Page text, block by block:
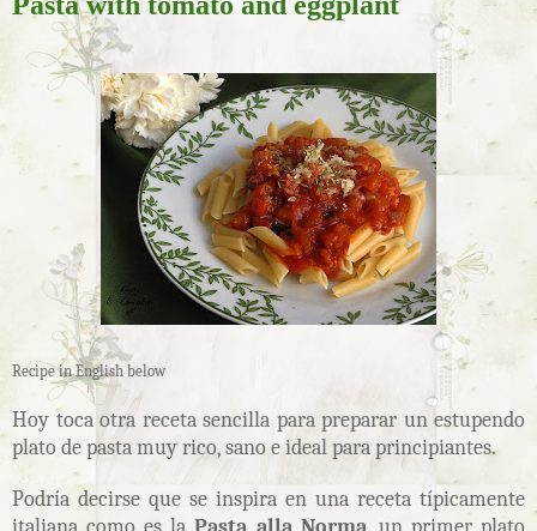
Recipe in English below
Hoy toca otra receta sencilla para preparar un estupendo
plato de pasta muy rico, sano e ideal para principiantes.
Podría decirse que se inspira en una receta típicamente